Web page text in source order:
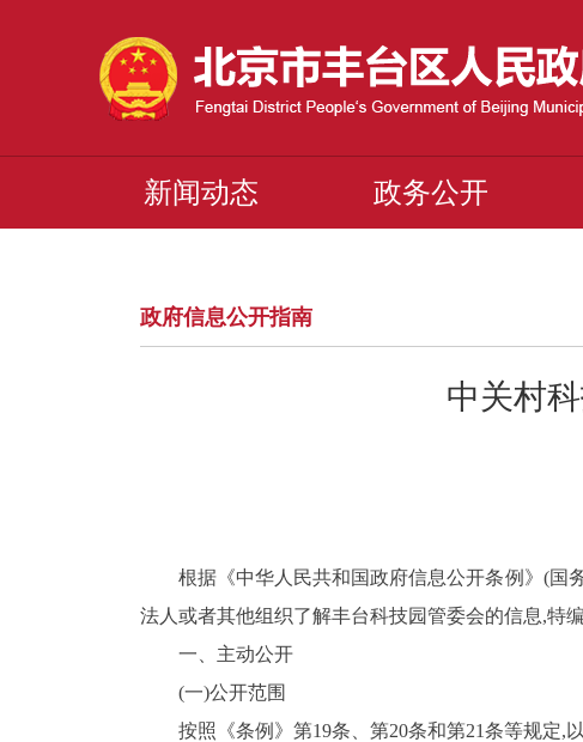
新闻动态 政务公开
政府信息公开指南
中关村
根据《中华人民共和国政府信息公开条例》(国
法人或者其他组织了解丰台科技园管委会的信息,特
一、主动公开
(一)公开范围
按照《条例》第19条、第20条和第21条等规定,